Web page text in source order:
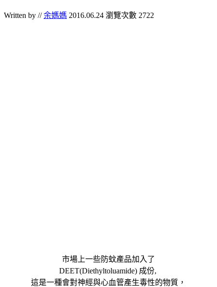
Written by //余媽媽 2016.06.24 瀏覽次數 2722
市場上一些防蚊產品加入了
DEET(Diethyltoluamide) 成份,
這是一種會對神經與心血管產生毒性的物質，